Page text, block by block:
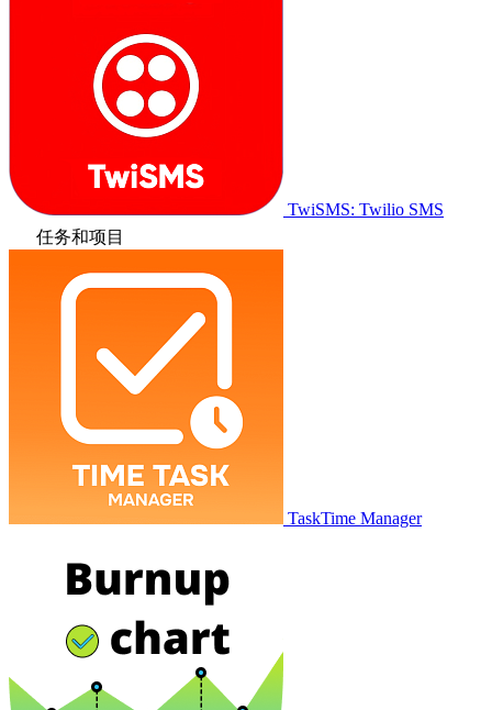
TwiSMS: Twilio SMS
任务和项目
TaskTime Manager